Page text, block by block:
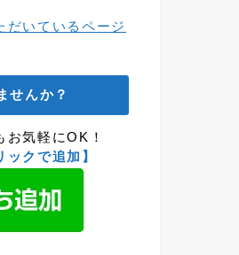
だいているページ
せんか？
気軽にOK！
クで追加】